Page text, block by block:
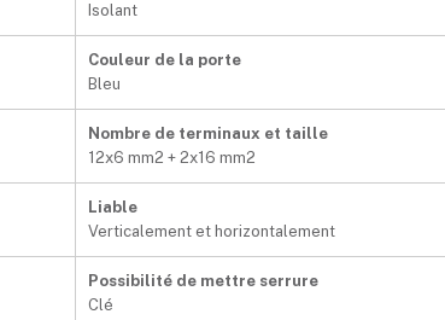
Isolant
Couleur de la porte
Bleu
Nombre de terminaux et taille
12x6 mm2 + 2x16 mm2
Liable
Verticalement et horizontalement
Possibilité de mettre serrure
Clé